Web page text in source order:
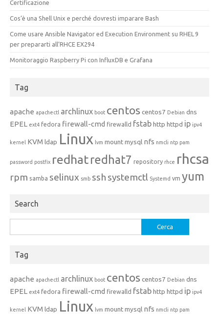
Certificazione
Cos’è una Shell Unix e perché dovresti imparare Bash
Come usare Ansible Navigator ed Execution Environment su RHEL 9
per prepararti all’RHCE EX294
Monitoraggio Raspberry Pi con InfluxDB e Grafana
Tag
apache apachectl archlinux boot centoscentos7 Debian dns
EPEL ext4 fedora firewall-cmd firewalld fstabhttp httpd ip ipv4
kernel KVM ldap Linux lvm mountmysql nfs nmcli ntp pam
password postfix redhatredhat7 repository rhce rhcsa
rpm samba selinux smb ssh systemctl Systemd vm yum
Search
per:
Tag
apache apachectl archlinux boot centoscentos7 Debian dns
EPEL ext4 fedora firewall-cmd firewalld fstabhttp httpd ip ipv4
kernel KVM ldap Linux lvm mountmysql nfs nmcli ntp pam